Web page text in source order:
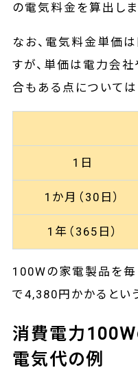
の電気料金を算出しま
なお、電気料金単価
すが、単価は電力会
合もある点については
1日
1か月（30日）
1年（365日）
100Wの家電製品を毎
で4,380円かかるとい
消費電力
電気代の例